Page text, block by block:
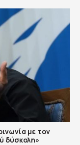
με τον
δύσκολη»